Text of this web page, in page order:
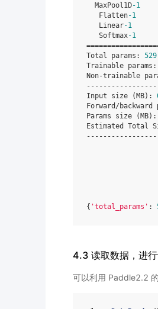
MaxPool1D-1
Flatten-1
Linear-1
Softmax-1
Total
params : 529
Trainable params :
Non-trainable
Input
size (MB):
Forward /backward
Params
size (MB):
Estimated
Total
{ 'total_params' :
4.3 读取数据，进
可以利用 Paddle2.2